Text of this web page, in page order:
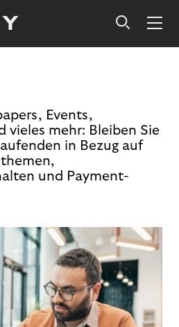
Events,
vieles mehr: Bleiben Sie
in Bezug auf
und Payment-